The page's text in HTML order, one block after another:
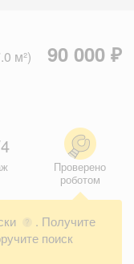
м²) 90 000 ₽
Проверено
роботом
?
. Получите
поиск